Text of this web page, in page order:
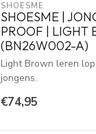
SHOESME
SHOESME |
PROOF | LIGHT
(BN26W002-A)
Light Brown leren
jongens.
€74,95